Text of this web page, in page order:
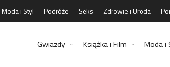
Moda i Styl Podróże Seks Zdrowie i Uroda
Gwiazdy Książka i Film Moda i